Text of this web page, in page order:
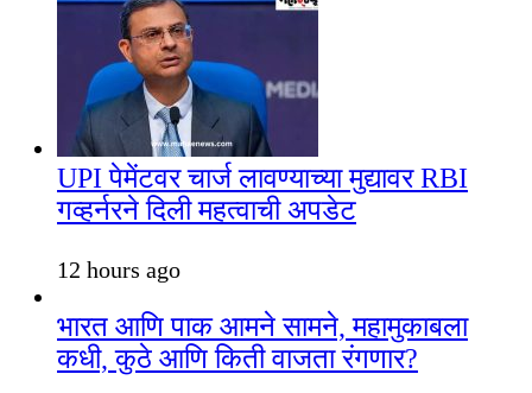
UPI पेमेंटवर चार्ज लावण्याच्या मुद्यावर RBI
गव्हर्नरने दिली महत्वाची अपडेट
12 hours ago
भारत आणि पाक आमने सामने, महामुकाबला
कधी, कुठे आणि किती वाजता रंगणार?